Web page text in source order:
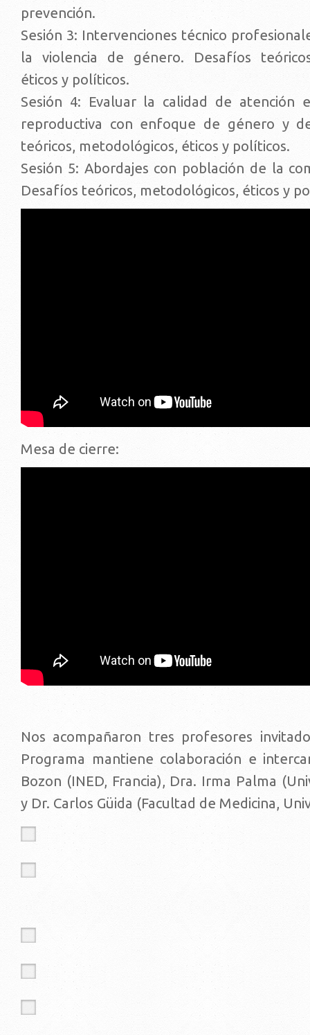
prevención.
Sesión 3: Intervenciones técnico
la violencia de género. Desafíos
éticos y políticos.
Sesión 4: Evaluar la calidad de atención
reproductiva con enfoque de género y
teóricos, metodológicos, éticos y políticos.
Sesión 5: Abordajes con población de la
Desafíos teóricos, metodológicos, éticos y
Mesa de cierre:
Nos acompañaron tres profesores
Programa mantiene colaboración e
Bozon (INED, Francia), Dra. Irma Palma
y Dr. Carlos Güida (Facultad de Medicina,